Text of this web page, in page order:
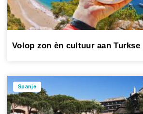
Volop zon èn cultuur aan Turkse
Spanje